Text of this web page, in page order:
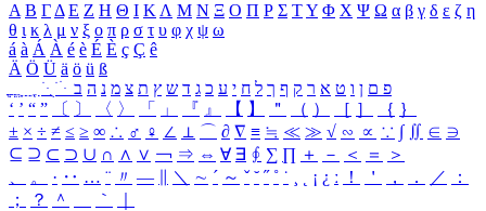
Α Β ΓΔ Ε Ζ Η Θ Ι ΚΛ Μ Ν Ξ Ο Π Ρ Σ ΤΥ Φ Χ Ψ Ω α β γ δ ε ζ η
θ ι κ λ μ ν ξ ο π ρ σ τ υ φ χ ψ ω
á à Á À é è É È ç Ç ê
Ä Ö Ü ä ö ü ß
ִֶֹ ֻּ ׁׂ פ ם ן ו ט א ר ק ף ך ל ח י ע כ ג ד ש ץ ת צ מ נ ה ב
‘ ’ “ ” 〔 〕 〈 〉 「 」 『 』 【 】 ＂ （ ） ［ ］ ｛ ｝
± × ÷ ≠ ≤ ≥ ∞ ∴ ♂ ♀ ∠ ⊥ ⌒ ∂ ∇ ≡ ≒ ≪ ≫ √ ∽ ∝ ∵ ∫ ∬ ∈ ∋
⊆ ⊇ ⊂ ⊃ ∪ ∩ ∧ ∨ ￢ ⇒ ⇔ ∀ ∃ ∮ ∑ ∏ ＋ － ＜ ＝
＞
、
。 · ‥ … ¨ 〃 ― ＼ ∼ ´ ～ ˇ ˘ ˝ ˚ ˙ ¸ ¡ ¿ ː ！ ＇ ， ． ／
：
；
？ ＾ ｀